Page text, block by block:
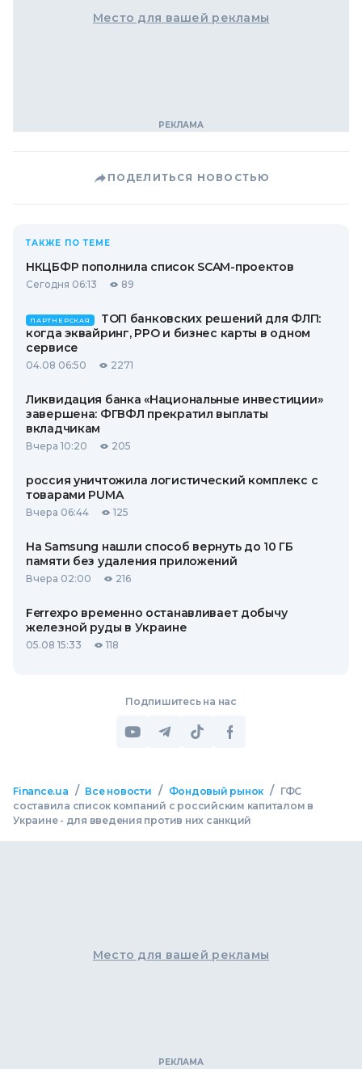
Место для вашей рекламы
ПОДЕЛИТЬСЯ НОВОСТЬЮ
ТАКЖЕ ПО ТЕМЕ
НКЦБФР пополнила список SCAM-проектов
Сегодня 06:13 89
ПАРТНЕРСКАЯ
ТОП банковских решений для ФЛП:
когда эквайринг, РРО и бизнес карты в одном
сервисе
04.08 06:50 2271
Ликвидация банка «Национальные инвестиции»
завершена: ФГВФЛ прекратил выплаты
вкладчикам
Вчера 10:20 205
россия уничтожила логистический комплекс с
товарами PUMA
Вчера 06:44 125
На Samsung нашли способ вернуть до 10 ГБ
памяти без удаления приложений
Вчера 02:00 216
Ferrexpo временно останавливает добычу
железной руды в Украине
05.08 15:33 118
Подпишитесь на нас
Finance.ua / Все новости / Фондовый рынок /
ГФС
составила список компаний с российским капиталом в
Украине - для введения против них санкций
Место для вашей рекламы